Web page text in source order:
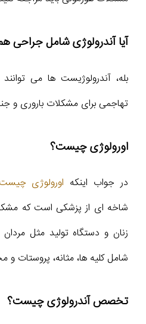
آیا آندرولوژی شامل جراحی
بله، آندرولوژیست‌ ها می‌
تهاجمی برای مشکلات باروری و
اورولوژی چیست؟
در جواب اینکه اورولوژی
شاخه‌ ای از پزشکی است که
زنان و دستگاه تولید مثل
شامل کلیه‌ ها، مثانه، پروستات
تخصص آندرولوژی چیست؟